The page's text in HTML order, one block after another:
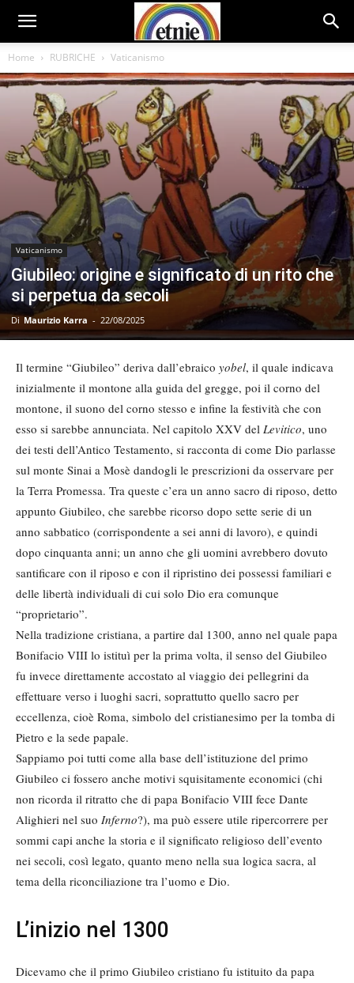
Home RUBRICHE Vaticanismo
Vaticanismo
Giubileo: origine e significato di un rito che
si perpetua da secoli
Di Maurizio Karra - 22/08/2025
Il termine “Giubileo” deriva dall’ebraico yobel, il quale indicava
inizialmente il montone alla guida del gregge, poi il corno del
montone, il suono del corno stesso e infine la festività che con
esso si sarebbe annunciata. Nel capitolo XXV del Levitico, uno
dei testi dell’Antico Testamento, si racconta di come Dio parlasse
sul monte Sinai a Mosè dandogli le prescrizioni da osservare per
la Terra Promessa. Tra queste c’era un anno sacro di riposo, detto
appunto Giubileo, che sarebbe ricorso dopo sette serie di un
anno sabbatico (corrispondente a sei anni di lavoro), e quindi
dopo cinquanta anni; un anno che gli uomini avrebbero dovuto
santificare con il riposo e con il ripristino dei possessi familiari e
delle libertà individuali di cui solo Dio era comunque
“proprietario”.
Nella tradizione cristiana, a partire dal 1300, anno nel quale papa
Bonifacio VIII lo istituì per la prima volta, il senso del Giubileo
fu invece direttamente accostato al viaggio dei pellegrini da
effettuare verso i luoghi sacri, soprattutto quello sacro per
eccellenza, cioè Roma, simbolo del cristianesimo per la tomba di
Pietro e la sede papale.
Sappiamo poi tutti come alla base dell’istituzione del primo
Giubileo ci fossero anche motivi squisitamente economici (chi
non ricorda il ritratto che di papa Bonifacio VIII fece Dante
Alighieri nel suo Inferno?), ma può essere utile ripercorrere per
sommi capi anche la storia e il significato religioso dell’evento
nei secoli, così legato, quanto meno nella sua logica sacra, al
tema della riconciliazione tra l’uomo e Dio.
L’inizio nel 1300
Dicevamo che il primo Giubileo cristiano fu istituito da papa